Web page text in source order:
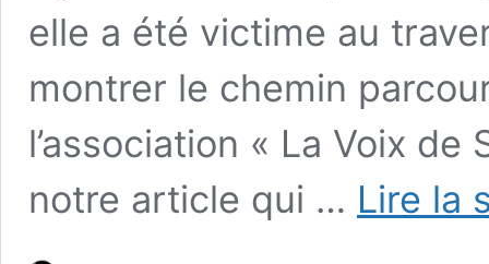
elle a été victime au
montrer le chemin
l’association « La Voix
notre article qui … Lire la